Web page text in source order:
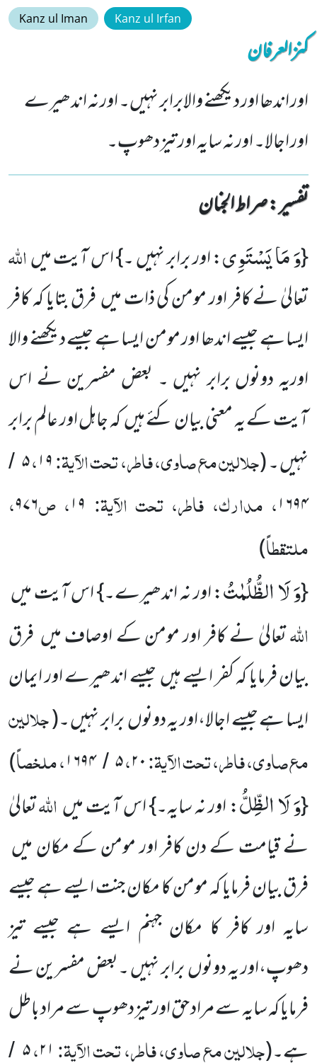
Kanz ul Iman Kanz ul Irfan
کنزالعرفان
اور اندھا اور دیکھنے والابرابر نہیں۔ اور نہ اندھیرے
اور اجالا۔ اور نہ سایہ اور تیز دھوپ۔
تفسیر : ‎صراط الجنان
{وَ مَا یَسْتَوِی: اور برابر نہیں ۔} اس آیت میںاللہ
تعالیٰ نے کافر اور مومن کی ذات میں فرق بتایا کہ کافر
ایسا ہے جیسے اندھا اور مومن ایسا ہے جیسے دیکھنے والا
اوریہ دونوں برابر نہیں ۔ بعض مفسرین نے اس
آیت کے یہ معنی بیان کئے ہیں کہ جاہل اور عالم برابر
نہیں ۔ (جلالین مع صاوی، فاطر، تحت الآیۃ:۱۹،۵ /
۱۶۹۴، مدارک، فاطر، تحت الآیۃ: ۱۹، ص۹۷۶،
ملتقطاً)
{وَ لَا الظُّلُمٰتُ: اور نہ اندھیرے۔} اس آیت میں
اللہتعالیٰ نے کافر اور مومن کے اوصاف میں فرق
بیان فرمایا کہ کفر ایسے ہیں جیسے اندھیرے اور ایمان
ایسا ہے جیسے اجالا،اور یہ دونوں برابر نہیں ۔(جلالین
مع صاوی، فاطر، تحت الآیۃ:۲۰،۵ /۱۶۹۴، ملخصاً)
{وَ لَا الظِّلُّ: اور نہ سایہ۔} اس آیت میںاللہتعالیٰ
نے قیامت کے دن کافر اور مومن کے مکان میں
فرق بیان فرمایا کہ مومن کا مکان جنت ایسے ہے جیسے
سایہ اور کافر کا مکان جہنم ایسے ہے جیسے تیز
دھوپ،اور یہ دونوں برابر نہیں ۔بعض مفسرین نے
فرمایا کہ سایہ سے مراد حق اور تیز دھوپ سے مراد باطل
ہے۔(جلالین مع صاوی، فاطر، تحت الآیۃ: ۲۱،۵ /